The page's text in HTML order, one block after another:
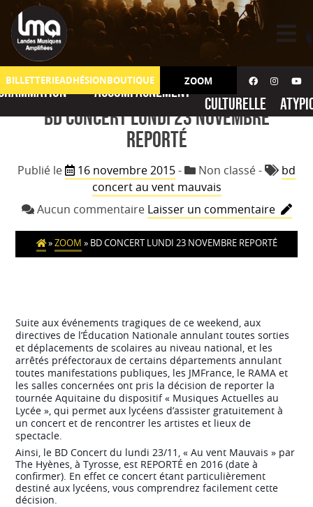
content
BILLETTERIEADHÉSIONBOUTIQUE ZOOM
Accompagnement
Action
culturelle
BD CONCERT LUNDI 23 NOVEMBRE
REPORTÉ
Publié le 16 novembre 2015- Non classé-
bd
concert au vent mauvais
Aucun commentaire Laisser un commentairesur
LUNDI
»ZOOM » BD CONCERT LUNDI 23 NOVEMBRE REPORTÉ
Suite aux événements tragiques de ce weekend, aux
directives de l’Éducation Nationale annulant toutes sorties
et déplacements de scolaires au niveau national, et les
arrêtés préfectoraux de certains départements annulant
toutes manifestations publiques, les JMFrance, le RAMA et
les salles concernées ont pris la décision de reporter la
tournée Aquitaine du dispositif « Musiques Actuelles au
Lycée », qui permet aux lycéens d’assister gratuitement à
un concert et de rencontrer les artistes et lieux de
spectacle.
Ainsi, le BD Concert du lundi 23/11, « Au vent Mauvais » par
The Hyènes, à Tyrosse, est REPORTÉ en 2016 (date à
confirmer). En effet ce concert étant particulièrement
destiné aux lycéens, vous comprendrez facilement cette
décision.